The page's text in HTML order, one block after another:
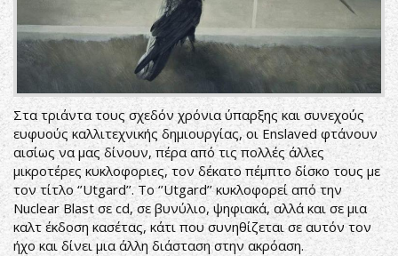
Στα τριάντα τους σχεδόν χρόνια ύπαρξης και συνεχούς
ευφυούς καλλιτεχνικής δημιουργίας, οι Enslaved φτάνουν
αισίως να μας δίνουν, πέρα από τις πολλές άλλες
μικροτέρες κυκλοφοριες, τον δέκατο πέμπτο δίσκο τους με
τον τίτλο ‘’Utgard’’. Το ‘’Utgard’’ κυκλοφορεί από την
Nuclear Blast σε cd, σε βυνύλιο, ψηφιακά, αλλά και σε μια
καλτ έκδοση κασέτας, κάτι που συνηθίζεται σε αυτόν τον
ήχο και δίνει μια άλλη διάσταση στην ακρόαση.